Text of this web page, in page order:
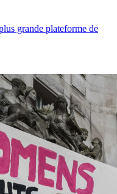
grande plateforme de